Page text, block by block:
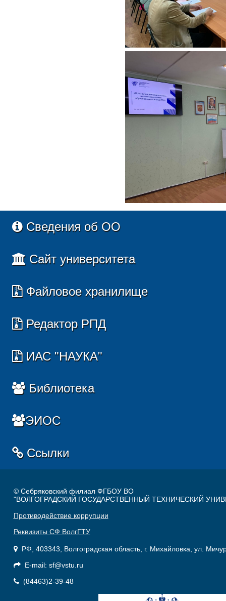
Сведения об ОО
Сайт университета
Файловое хранилище
Редактор РПД
ИАС "НАУКА"
Библиотека
ЭИОС
Ссылки
© Себряковский филиал ФГБОУ ВО
"ВОЛГОГРАДСКИЙ ГОСУДАРСТВЕННЫЙ ТЕХНИЧЕСКИЙ
Противодействие коррупции
Реквизиты СФ ВолгГТУ
РФ, 403343, Волгоградская область, г. Михайловка, ул.
E-mail: sf@vstu.ru
(84463)2-39-48